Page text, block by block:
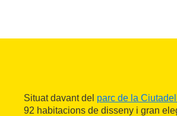
Situat davant del parc de la
92 habitacions de disseny i gran